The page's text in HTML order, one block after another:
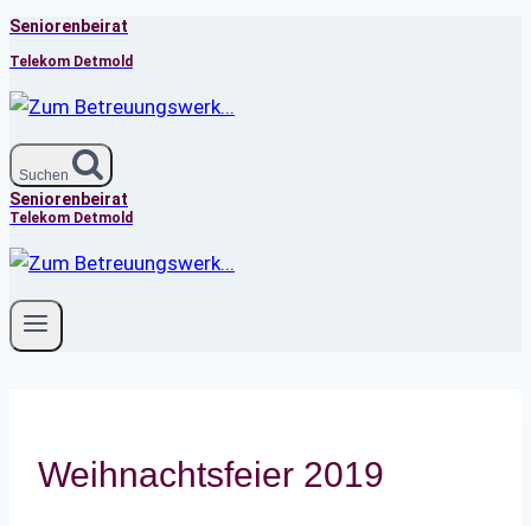
Zum
Inhalt
springen
Seniorenbeirat
Telekom Detmold
Suchen
Seniorenbeirat
Telekom Detmold
Weihnachtsfeier 2019